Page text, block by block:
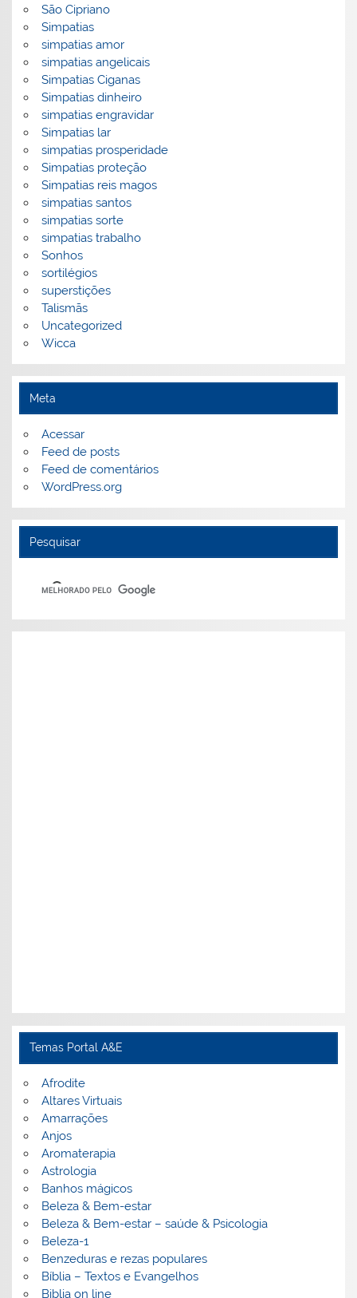
São Cipriano
Simpatias
simpatias amor
simpatias angelicais
Simpatias Ciganas
Simpatias dinheiro
simpatias engravidar
Simpatias lar
simpatias prosperidade
Simpatias proteção
Simpatias reis magos
simpatias santos
simpatias sorte
simpatias trabalho
Sonhos
sortilégios
superstições
Talismãs
Uncategorized
Wicca
Meta
Acessar
Feed de posts
Feed de comentários
WordPress.org
Pesquisar
Temas Portal A&E
Afrodite
Altares Virtuais
Amarrações
Anjos
Aromaterapia
Astrologia
Banhos mágicos
Beleza & Bem-estar
Beleza & Bem-estar – saúde & Psicologia
Beleza-1
Benzeduras e rezas populares
Bíblia – Textos e Evangelhos
Biblia on line